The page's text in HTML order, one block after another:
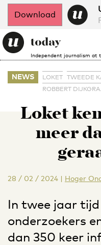
Download
Independent journalism at
NEWS LOKET TWEEDE
ROBBERT
Loket
meer
28 / 02 / 2024 | Hoger
In twee jaar
onderzoekers
dan 350 keer